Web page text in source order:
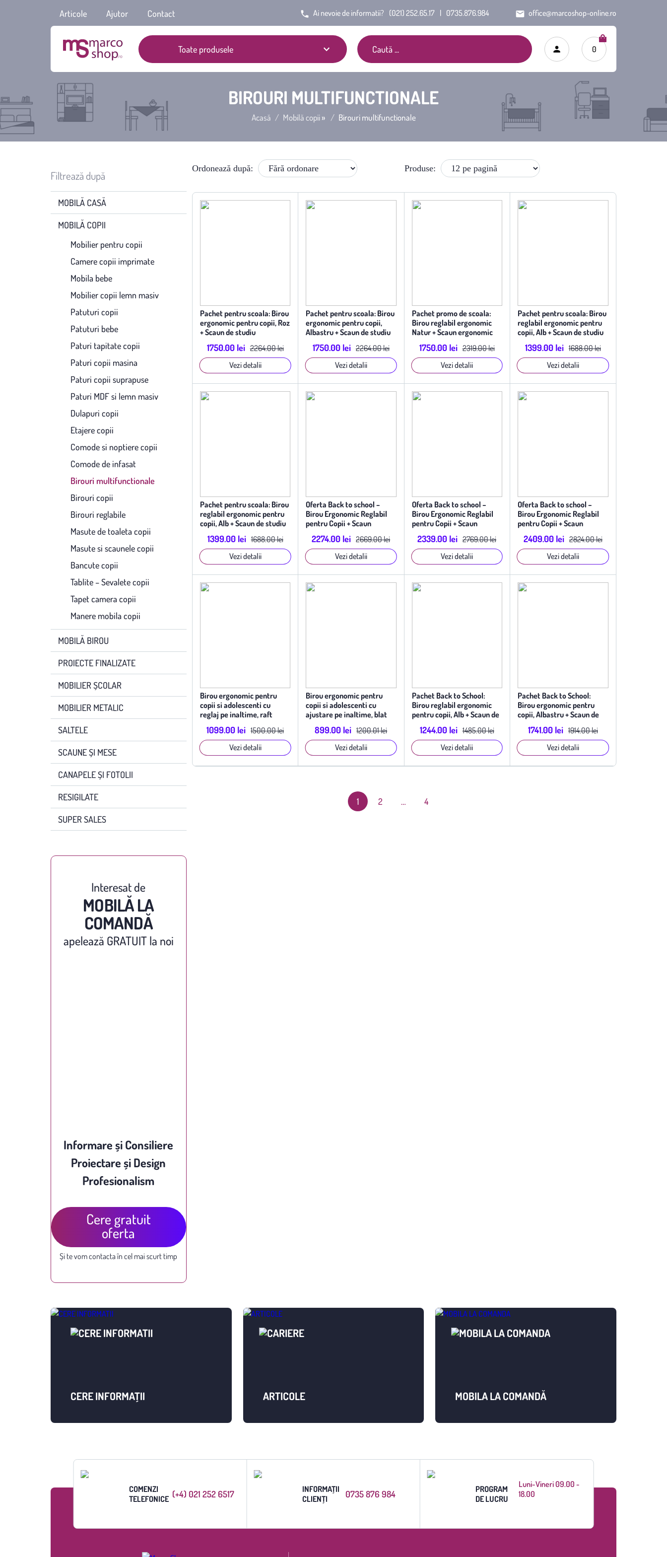
Ai nevoie de informatii? (021) 252.65.17 | 0735.876.984 office@marcoshop-online.ro
Toate produsele
Articole Ajutor Contact
0
BIROURI MULTIFUNCTIONALE
Acasă Mobilă copii» Birouri multifunctionale
Filtrează după
MOBILĂ CASĂ
MOBILĂ COPII
Mobilier pentru copii
Camere copii imprimate
Mobila bebe
Mobilier copii lemn masiv
Patuturi copii
Patuturi bebe
Paturi tapitate copii
Paturi copii masina
Paturi copii suprapuse
Paturi MDF si lemn masiv
Dulapuri copii
Etajere copii
Comode si noptiere copii
Comode de infasat
Birouri multifunctionale
Birouri copii
Birouri reglabile
Masute de toaleta copii
Masute si scaunele copii
Bancute copii
Tablite – Sevalete copii
Tapet camera copii
Manere mobila copii
MOBILĂ BIROU
PROIECTE FINALIZATE
MOBILIER ȘCOLAR
MOBILIER METALIC
SALTELE
SCAUNE ȘI MESE
CANAPELE ȘI FOTOLII
RESIGILATE
SUPER SALES
Interesat de
MOBILĂ LA
COMANDĂ
apelează GRATUIT la noi
Informare și Consiliere
Proiectare și Design
Profesionalism
Cere gratuit
oferta
Și te vom contacta în cel mai scurt timp
Ordonează după: Produse:
Pachet pentru scoala: Birou
ergonomic pentru copii, Roz
+ Scaun de studiu
ergonomic, Roz
2264.00 lei
1750.00 lei
Vezi detalii
Pachet pentru scoala: Birou
ergonomic pentru copii,
Albastru + Scaun de studiu
ergonomic, Albastru
2264.00 lei
1750.00 lei
Vezi detalii
Pachet promo de scoala:
Birou reglabil ergonomic
Natur + Scaun ergonomic
Roz
2319.00 lei
1750.00 lei
Vezi detalii
Pachet pentru scoala: Birou
reglabil ergonomic pentru
copii, Alb + Scaun de studiu
ergonomic, Bleu
1688.00 lei
1399.00 lei
Vezi detalii
Pachet pentru scoala: Birou
reglabil ergonomic pentru
copii, Alb + Scaun de studiu
ergonomic, Roz
1688.00 lei
1399.00 lei
Vezi detalii
Oferta Back to school –
Birou Ergonomic Reglabil
pentru Copii + Scaun
Ergonomic Elite Junior Bleu
2669.00 lei
2274.00 lei
Vezi detalii
Oferta Back to school –
Birou Ergonomic Reglabil
pentru Copii + Scaun
Ergonomic MeshErgo Gri
2769.00 lei
2339.00 lei
Vezi detalii
Oferta Back to school –
Birou Ergonomic Reglabil
pentru Copii + Scaun
Ergonomic ErgoSmart Roz
2824.00 lei
2409.00 lei
Vezi detalii
Birou ergonomic pentru
copii si adolescenti cu
reglaj pe inaltime, raft
organizator si panou
inclinabil
1500.00 lei
1099.00 lei
Vezi detalii
Birou ergonomic pentru
copii si adolescenti cu
ajustare pe inaltime, blat
inclinabil si etajera
multifunctionala, Verde
pastel
1200.01 lei
899.00 lei
Vezi detalii
Pachet Back to School:
Birou reglabil ergonomic
pentru copii, Alb + Scaun de
studiu ergonomic, Albastru
1485.00 lei
1244.00 lei
Vezi detalii
Pachet Back to School:
Birou ergonomic pentru
copii, Albastru + Scaun de
studiu ergonomic, Albastru
1914.00 lei
1741.00 lei
Vezi detalii
1 2 … 4
CERE INFORMAȚII ARTICOLE MOBILA LA COMANDĂ
COMENZI
TELEFONICE (+4) 021 252 6517
INFORMAȚII
CLIENȚI
0735 876 984
PROGRAM
DE LUCRU
Luni-Vineri 09.00 -
18.00